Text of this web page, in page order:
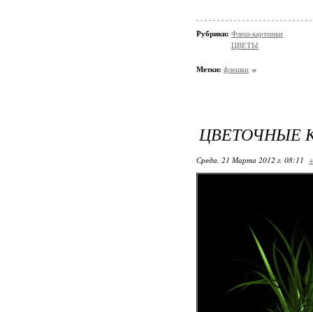
Рубрики: Флеш-картинки
ЦВЕТЫ
Метки: флешки
ЦВЕТОЧНЫЕ
Среда, 21 Марта 2012 г. 08:11